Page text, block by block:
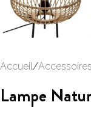
Accueil/Accessoires
Lampe